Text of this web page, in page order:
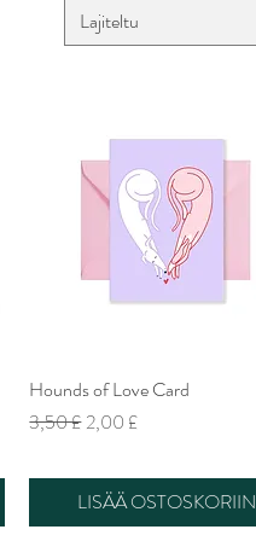
Lajiteltu
Pikakatselu
Hounds of Love Card
Normaali hinta
3,50 £ Alehinta
2,00 £
LISÄÄ OSTOSKORIIN